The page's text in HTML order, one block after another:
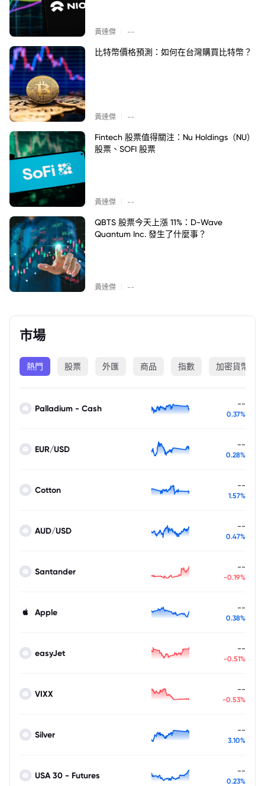
黃達傑 --
比特幣價格預測：如何在台灣購買比特幣？
黃達傑 --
Fintech 股票值得關注：Nu Holdings（NU）
股票、SOFI 股票
黃達傑 --
QBTS 股票今天上漲 11%：D-Wave
Quantum Inc. 發生了什麼事？
黃達傑 --
市場
熱門 股票 外匯 商品 指數 加密貨幣
Palladium - Cash --
0.37%
EUR/USD --
0.28%
Cotton --
1.57%
AUD/USD --
0.47%
Santander --
-0.19%
Apple --
0.38%
easyJet --
-0.51%
VIXX --
-0.53%
Silver --
3.10%
USA 30 - Futures --
0.23%